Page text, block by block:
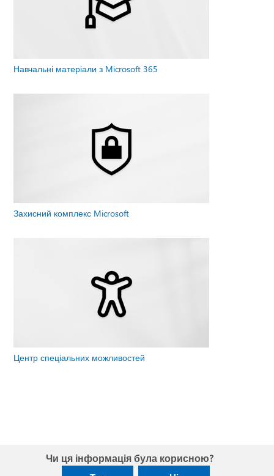
Навчальні матеріали з Microsoft 365
Захисний комплекс Microsoft
Центр спеціальних можливостей
Чи ця інформація була корисною?